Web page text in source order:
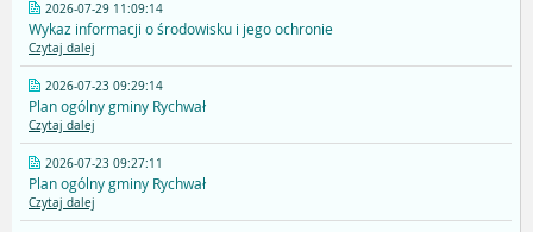
2026-07-29 11:09:14
Wykaz informacji o środowisku i jego ochronie
Czytaj dalej
2026-07-23 09:29:14
Plan ogólny gminy Rychwał
Czytaj dalej
2026-07-23 09:27:11
Plan ogólny gminy Rychwał
Czytaj dalej